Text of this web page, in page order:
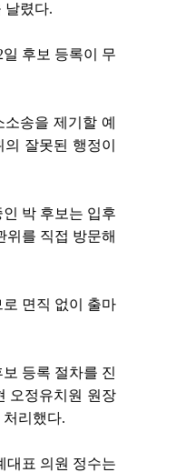
날렸다.
후보 등록이 무
송을 제기할 예
잘못된 행정이
박 후보는 입후
위를 직접 방문해
면직 없이 출마
등록 절차를 진
오정유치원 원장
리했다.
대표 의원 정수는